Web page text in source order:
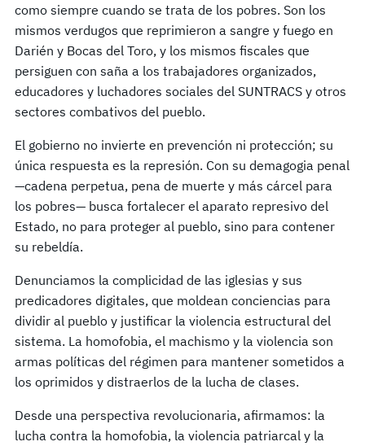
como siempre cuando se trata de los pobres. Son los
mismos verdugos que reprimieron a sangre y fuego en
Darién y Bocas del Toro, y los mismos fiscales que
persiguen con saña a los trabajadores organizados,
educadores y luchadores sociales del SUNTRACS y otros
sectores combativos del pueblo.
El gobierno no invierte en prevención ni protección; su
única respuesta es la represión. Con su demagogia penal
—cadena perpetua, pena de muerte y más cárcel para
los pobres— busca fortalecer el aparato represivo del
Estado, no para proteger al pueblo, sino para contener
su rebeldía.
Denunciamos la complicidad de las iglesias y sus
predicadores digitales, que moldean conciencias para
dividir al pueblo y justificar la violencia estructural del
sistema. La homofobia, el machismo y la violencia son
armas políticas del régimen para mantener sometidos a
los oprimidos y distraerlos de la lucha de clases.
Desde una perspectiva revolucionaria, afirmamos: la
lucha contra la homofobia, la violencia patriarcal y la